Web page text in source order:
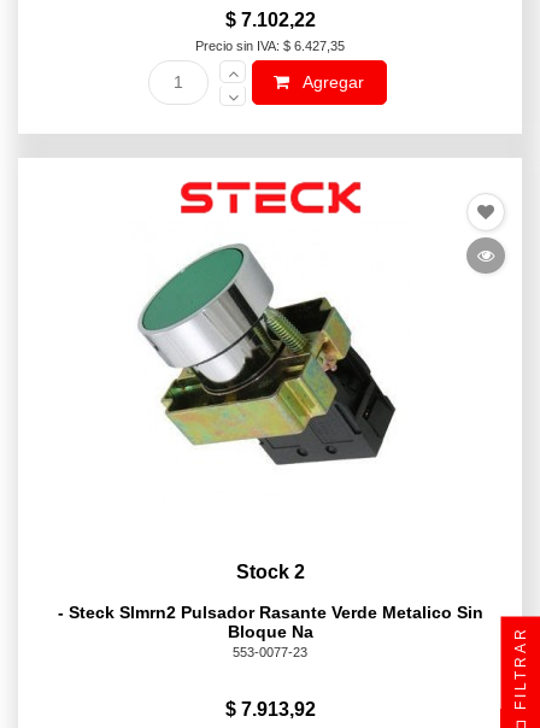
$ 7.102,22
Precio sin IVA: $ 6.427,35
Agregar
Stock 2
- Steck Slmrn2 Pulsador Rasante Verde Metalico Sin
Bloque Na
553-0077-23
$ 7.913,92 FILTRAR